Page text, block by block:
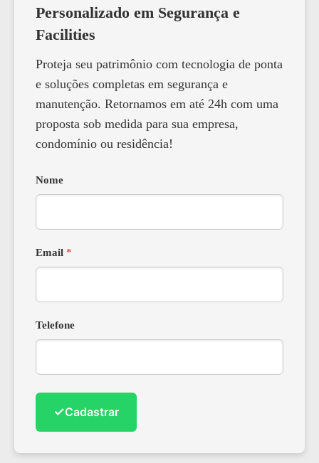
Personalizado em Segurança e
Facilities
Proteja seu patrimônio com tecnologia de ponta
e soluções completas em segurança e
manutenção. Retornamos em até 24h com uma
proposta sob medida para sua empresa,
condomínio ou residência!
Nome
Email *
Telefone
✓Cadastrar